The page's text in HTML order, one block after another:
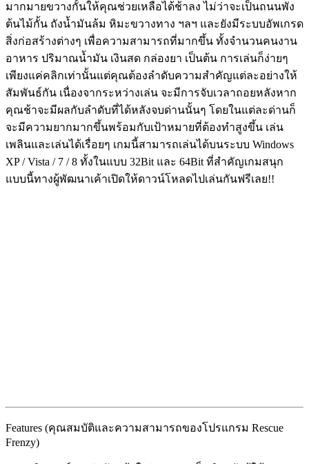
มากมายขวางกั้นให้คุณช่วยเหลือได้ช้าลง ไม่ว่าจะเป็นถนนพัง
ต้นไม้กั้น ถังน้ำมันล้ม หิมะขวางทาง ฯลฯ และยังมีระบบอัพเกรด
สิ่งก่อสร้างต่างๆ เพื่อความสามารถที่มากขึ้น ทั้งจำนวนคนงาน
อาหาร ปริมาณน้ำมัน เงินสด กล่องยา เป็นต้น การเล่นก็ง่ายๆ
เพียงแค่คลิกเท่านั้นแต่คุณต้องลำดับความสำคัญแต่ละอย่างให้
สัมพันธ์กัน เนื่องจากระหว่างเล่น จะมีการจับเวลาถอยหลังหาก
คุณช้าจะมีผลกับลำดับที่ได้หลังจบด่านนั้นๆ โดยในแต่ละด่านก็
จะมีความยากมากขึ้นพร้อมกับเป้าหมายที่ต้องทำสูงขึ้น เล่น
เพลินและเล่นได้เรื่อยๆ เกมนี้สามารถเล่นได้บนระบบ Windows
XP / Vista / 7 / 8 ทั้งในแบบ 32Bit และ 64Bit ที่สำคัญเกมสนุก
แบบนี้ทางผู้พัฒนาเค้าเปิดให้ดาวน์โหลดไปเล่นกันฟรีเลย!!
Features (คุณสมบัติและความสามารถของโปรแกรม Rescue
Frenzy)